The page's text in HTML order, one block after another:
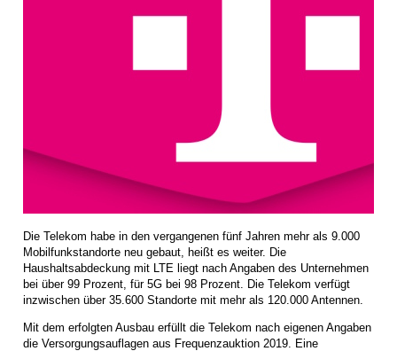
Die Telekom habe in den vergangenen fünf Jahren mehr als 9.000
Mobilfunkstandorte neu gebaut, heißt es weiter. Die
Haushaltsabdeckung mit LTE liegt nach Angaben des Unternehmen
bei über 99 Prozent, für 5G bei 98 Prozent. Die Telekom verfügt
inzwischen über 35.600 Standorte mit mehr als 120.000 Antennen.
Mit dem erfolgten Ausbau erfüllt die Telekom nach eigenen Angaben
die Versorgungsauflagen aus Frequenzauktion 2019. Eine